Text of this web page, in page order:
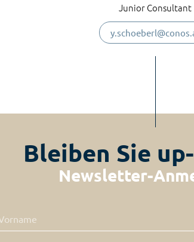
Junior Consultant
Bleiben Sie
Newsletter-